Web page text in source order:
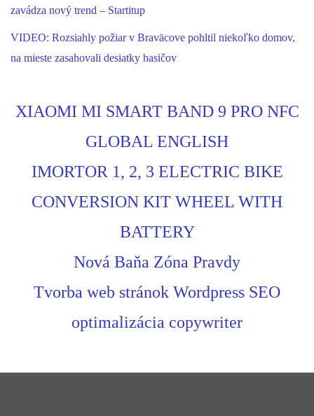
zavádza nový trend – Startitup
VIDEO: Rozsiahly požiar v Braväcove pohltil niekoľko domov,
na mieste zasahovali desiatky hasičov
XIAOMI MI SMART BAND 9 PRO NFC
GLOBAL ENGLISH
IMORTOR 1, 2, 3 ELECTRIC BIKE
CONVERSION KIT WHEEL WITH
BATTERY
Nová Baňa Zóna Pravdy
Tvorba web stránok Wordpress SEO
optimalizácia copywriter